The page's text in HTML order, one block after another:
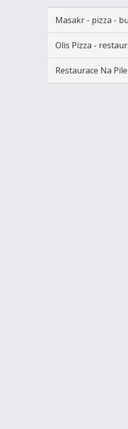
Masakr - pizza -
Olis Pizza -
Restaurace Na Pile